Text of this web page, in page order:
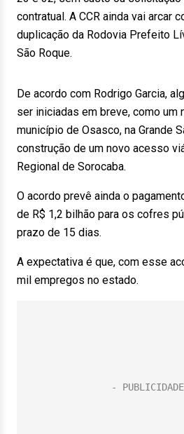
contratual. A CCR ainda vai arcar
duplicação da Rodovia Prefeito
São Roque.
De acordo com Rodrigo Garcia,
ser iniciadas em breve, como um
município de Osasco, na Grande
construção de um novo acesso
Regional de Sorocaba.
O acordo prevê ainda o
de R$ 1,2 bilhão para os cofres
prazo de 15 dias.
A expectativa é que, com esse
mil empregos no estado.